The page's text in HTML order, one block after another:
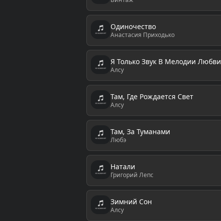
Одиночество
Анастасия Приходько
Я Только Звук В Мелодии Любви
Алсу
Там, Где Рождается Свет
Алсу
Там, За Туманами
Любэ
Натали
Григорий Лепс
Зимний Сон
Алсу